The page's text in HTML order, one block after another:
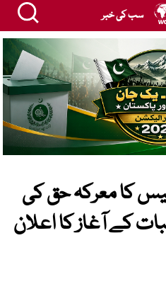
سب کی خبر
کا معرکہ حق کی
کے آغاز کا اعلان